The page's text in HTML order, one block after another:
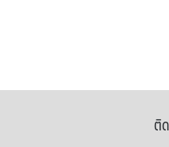
ติ